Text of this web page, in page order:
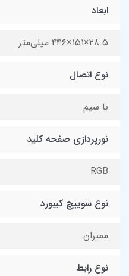
ابعاد
۲۸.۵×۱۵۱×۴۴۶ میلی‌متر
نوع اتصال
با سیم
نورپردازی صفحه کلید
RGB
نوع سوییچ کیبورد
ممبران
نوع رابط